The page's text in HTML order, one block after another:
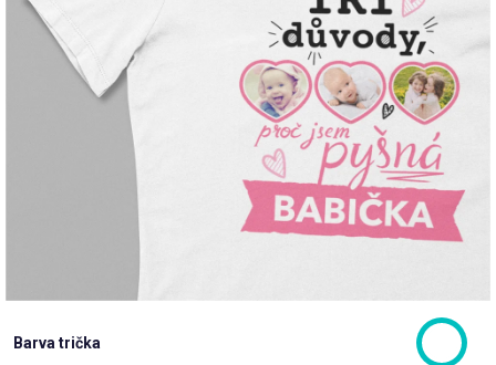
Kolekce
Barva trička